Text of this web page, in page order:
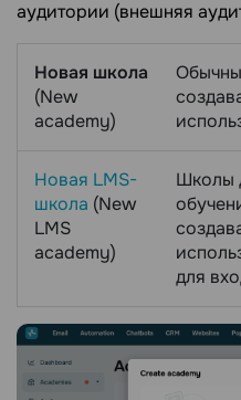
аудитории (внешняя
Новая школа
(New
academy)
Новая LMS-
школа (New
LMS
academy)
Школы
для